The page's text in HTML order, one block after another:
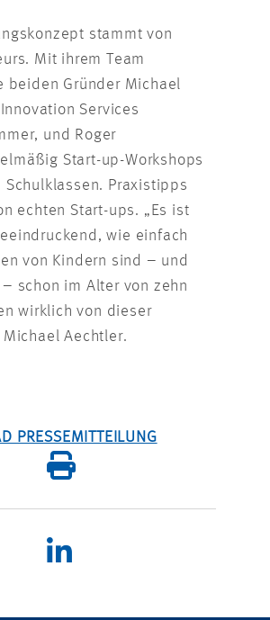
stammt von
Mit ihrem Team
beiden Gründer Michael
Services
und Roger
Start-up-Workshops
Schulklassen. Praxistipps
echten Start-ups. „Es ist
wie einfach
von Kindern sind – und
schon im Alter von zehn
wirklich von dieser
Michael Aechtler.
PRESSEMITTEILUNG